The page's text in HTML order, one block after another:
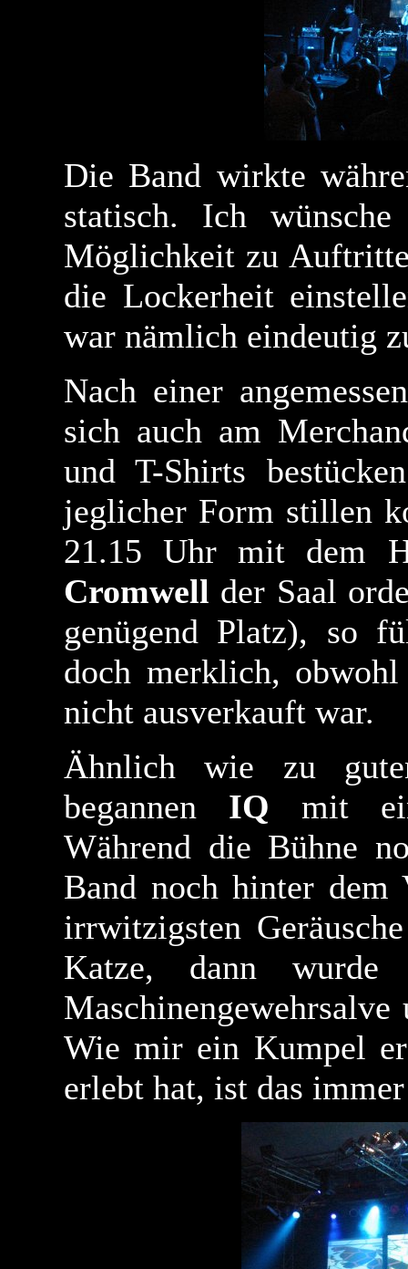
Die Band wirkte
statisch. Ich
Möglichkeit zu
die Lockerheit
war nämlich eindeutig
Nach einer
sich auch am
und T-Shirts
jeglicher Form stillen
21.15 Uhr mit dem
Cromwell der Saal
genügend Platz), so
doch merklich,
nicht ausverkauft war.
Ähnlich wie zu
begannen IQ mit
Während die Bühne
Band noch hinter dem
irrwitzigsten
Katze, dann
Wie mir ein Kumpel
erlebt hat, ist das